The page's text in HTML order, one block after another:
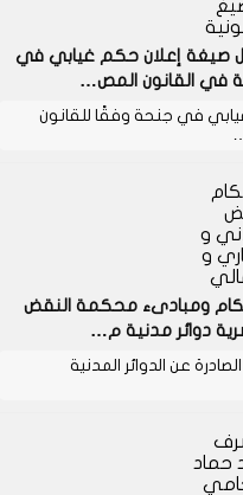
صيغة إعلان حكم غيابي في
في القانون المص…
في جنحة وفقًا للقانون
و
و
ومبادىء محكمة النقض
دوائر مدنية م…
عن الدوائر المدنية
حماد